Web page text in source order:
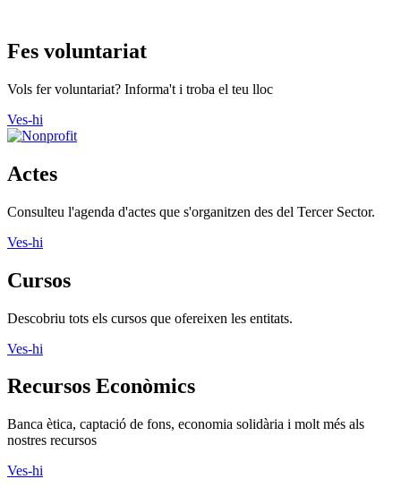
Fes voluntariat
Vols fer voluntariat? Informa't i troba el teu lloc
Ves-hi
Actes
Consulteu l'agenda d'actes que s'organitzen des del Tercer Sector.
Ves-hi
Cursos
Descobriu tots els cursos que ofereixen les entitats.
Ves-hi
Recursos Econòmics
Banca ètica, captació de fons, economia solidària i molt més als
nostres recursos
Ves-hi